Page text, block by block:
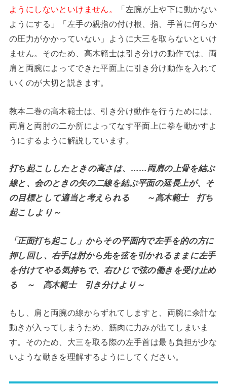
ようにしないといけません。
「左腕が上や下に動かない
ようにする」「左手の親指の付け根、指、手首に何らか
の圧力がかかっていない」ように大三を取らないといけ
ません。そのため、高木範士は引き分けの動作では、両
肩と両腕によってできた平面上に引き分け動作を入れて
いくのが大切と説きます。
教本二巻の高木範士は、引き分け動作を行うためには、
両肩と両肘の二か所によってなす平面上に拳を動かすよ
うにするように解説しています。
打ち起こししたときの高さは、……両肩の上骨を結ぶ
線と、会のときの矢の二線を結ぶ平面の延長上が、そ
の目標として適当と考えられる ～高木範士 打ち
起こしより～
「正面打ち起こし」からその平面内で左手を的の方に
押し回し、右手は肘から先を弦を引かれるままに左手
を付けてやる気持ちで、右ひじで弦の働きを受け止め
る ～ 高木範士 引き分けより～
もし、肩と両腕の線からずれてしますと、両腕に余計な
動きが入ってしまうため、筋肉に力みが出てしまいま
す。そのため、大三を取る際の左手首は最も負担が少な
いような動きを理解するようにしてください。